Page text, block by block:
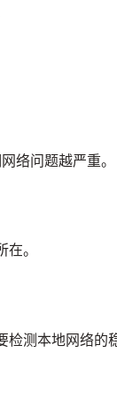
络问题越严重。
。
检测本地网络的